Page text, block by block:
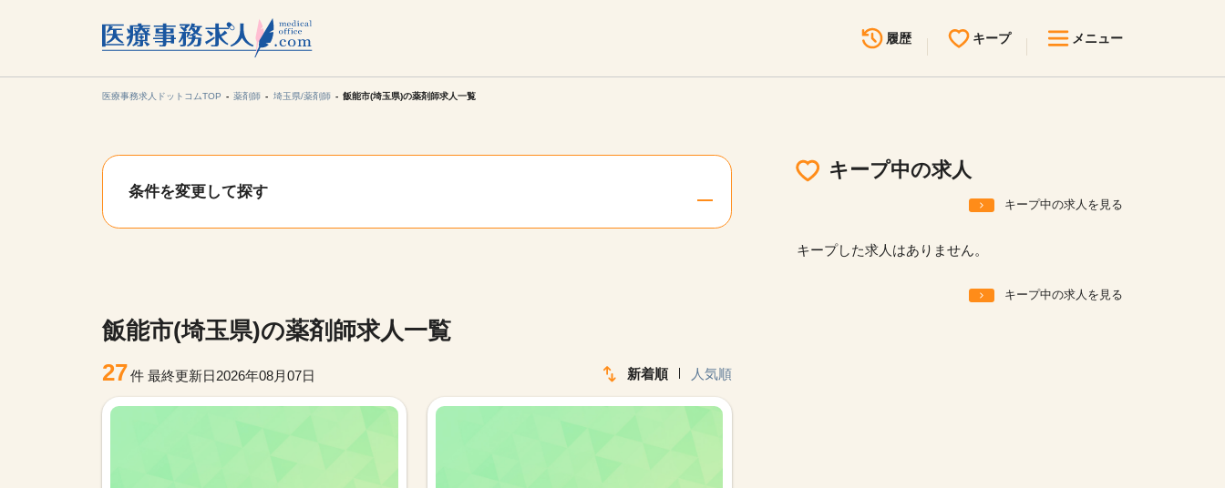
履歴 キープ メニュー
見学会・イベント情報
医療事務求人ドットコムTOP 薬剤師 埼玉県/薬剤師 飯能市(埼玉県)の薬剤師求人一覧
条件を変更して探す
飯能市(埼玉県)の薬剤師求人一覧
27件 最終更新日2026年08月07日 新着順 人気順
キープ中の求人
キープ中の求人を見る
キープした求人はありません。
キープ中の求人を見る